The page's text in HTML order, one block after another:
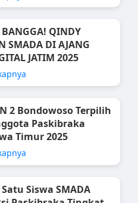
QINDY
SMADA DI AJANG
JATIM 2025
2 Bondowoso Terpilih
Paskibraka
Timur 2025
Siswa SMADA